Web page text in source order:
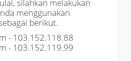
silahkan melakukan
menggunakan
berikut.
- 103.152.118.88
- 103.152.119.99